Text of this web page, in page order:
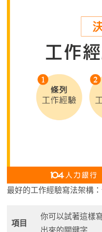
最好的工作經驗寫法架構
項目
你可以試著這樣